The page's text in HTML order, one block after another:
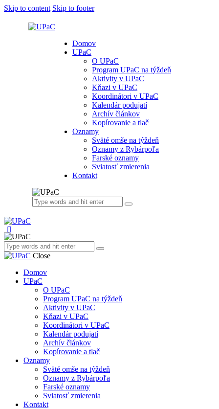
Skip to content Skip to footer
Domov
UPaC
O UPaC
Program UPaC na týždeň
Aktivity v UPaC
Kňazi v UPaC
Koordinátori v UPaC
Kalendár podujatí
Archív článkov
Kopírovanie a tlač
Oznamy
Sväté omše na týždeň
Oznamy z Rybárpoľa
Farské oznamy
Sviatosť zmierenia
Kontakt
Close
Domov
UPaC
O UPaC
Program UPaC na týždeň
Aktivity v UPaC
Kňazi v UPaC
Koordinátori v UPaC
Kalendár podujatí
Archív článkov
Kopírovanie a tlač
Oznamy
Sväté omše na týždeň
Oznamy z Rybárpoľa
Farské oznamy
Sviatosť zmierenia
Kontakt